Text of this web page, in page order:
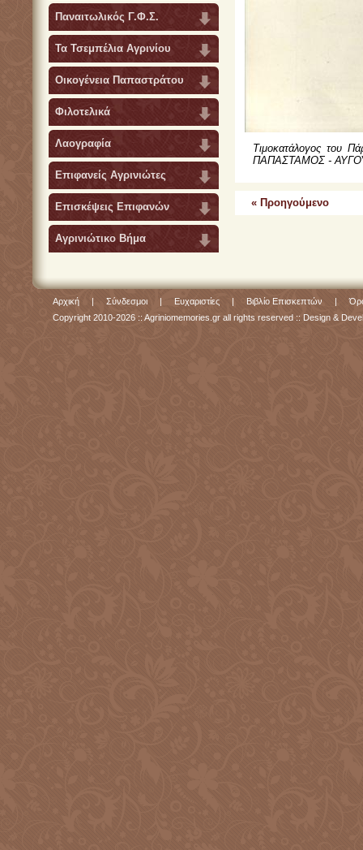
Παναιτωλικός Γ.Φ.Σ.
Τα Τσεμπέλια Αγρινίου
Οικογένεια Παπαστράτου
Φιλοτελικά
Λαογραφία
Επιφανείς Αγρινιώτες
Επισκέψεις Επιφανών
Αγρινιώτικο Βήμα
Τιμοκατάλογος του
ΠΑΠΑΣΤΑΜΟΣ -
« Προηγούμενο
Αρχική | Σύνδεσμοι | Ευχαριστίες | Βιβλίο Επισκεπτών |
Copyright 2010-2026 :: Agriniomemories.gr all rights reserved :: Design &